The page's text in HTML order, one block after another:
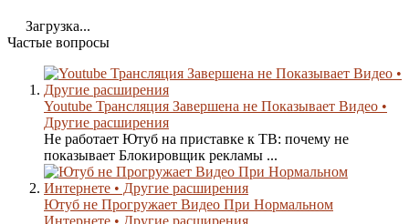
Загрузка...
Частые вопросы
Youtube Трансляция Завершена не Показывает Видео •
Другие расширения
Не работает Ютуб на приставке к ТВ: почему не
показывает Блокировщик рекламы ...
Ютуб не Прогружает Видео При Нормальном
Интернете • Другие расширения